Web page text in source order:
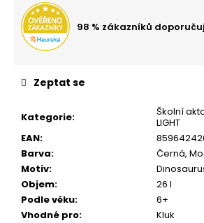
98 % zákazníků
Kategorie:
Školní
LIGHT
EAN:
Barva: Černá,
Motiv:
Objem:
26 l
Podle věku:
6+
Vhodné pro:
Kluk
Zeptat se
KARABINKOU
PLAYWORLD
PIXEL